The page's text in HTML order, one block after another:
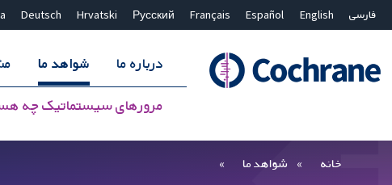
فارسی English
Español
Français
Русский
Hrvatski
Deutsch
درباره ما شواهد ما
مرورهای سیستماتیک چه
بستن جستجو ✖
خانه شواهد ما